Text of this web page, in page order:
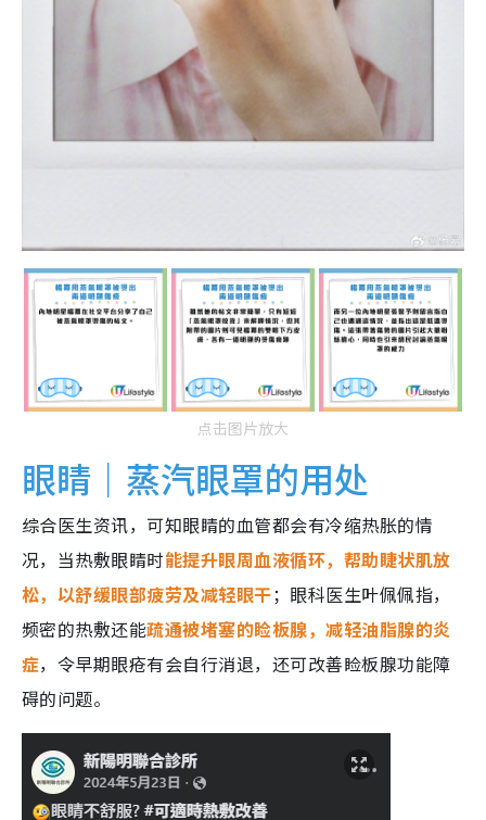
点击图片放大
眼睛｜蒸汽眼罩的用处
综合医生资讯，可知眼睛的血管都会有冷缩热胀的情
况，当热敷眼睛时能提升眼周血液循环，帮助睫状肌放
松，以舒缓眼部疲劳及减轻眼干；眼科医生叶佩佩指，
频密的热敷还能疏通被堵塞的睑板腺，减轻油脂腺的炎
症，令早期眼疮有会自行消退，还可改善睑板腺功能障
碍的问题。